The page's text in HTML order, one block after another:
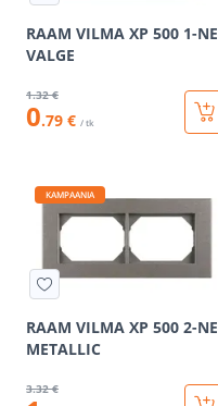
RAAM VILMA XP 500 1-NE
VALGE
1.32 €
0.79 € / tk
KAMPAANIA
RAAM VILMA XP 500 2-NE
METALLIC
3.32 €